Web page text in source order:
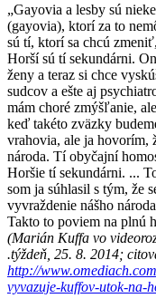
„Gayovia a lesby sú
(gayovia), ktorí za to
sú tí, ktorí sa chcú
Horší sú tí sekundárni.
ženy a teraz si chce
sudcov a ešte aj
mám choré zmýšľanie,
keď takéto zväzky
vrahovia, ale ja hovorím,
národa. Tí obyčajní
Horšie tí sekundárni. ...
som ja súhlasil s tým, že
vyvraždenie nášho
Takto to poviem na plnú
(Marián Kuffa vo
.týždeň, 25. 8. 2014;
http://
vyvazuje-kuffov-utok-na-